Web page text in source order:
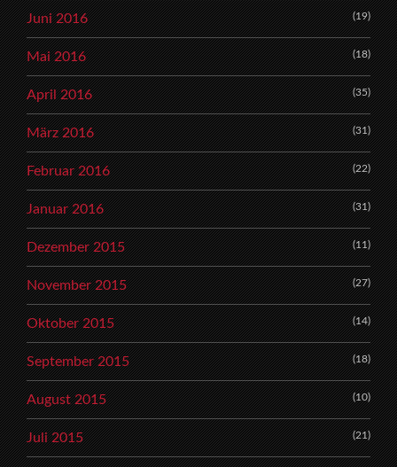
Juni 2016 (19)
Mai 2016 (18)
April 2016 (35)
März 2016 (31)
Februar 2016 (22)
Januar 2016 (31)
Dezember 2015 (11)
November 2015 (27)
Oktober 2015 (14)
September 2015 (18)
August 2015 (10)
Juli 2015 (21)